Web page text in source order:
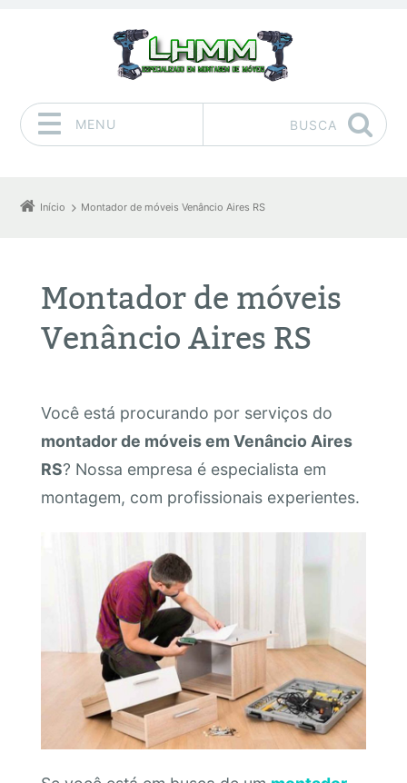
MENU BUSCA
Início Montador de móveis Venâncio Aires RS
Montador de móveis
Venâncio Aires RS
Você está procurando por serviços do
montador de móveis em Venâncio Aires
RS? Nossa empresa é especialista em
montagem, com profissionais experientes.